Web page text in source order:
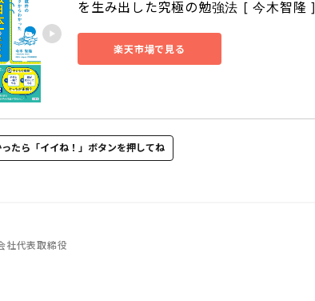
を生み出した究極の勉強法 [ 今木智隆 ]
楽天市場で見る
たら「イイね！」ボタンを押してね
社代表取締役